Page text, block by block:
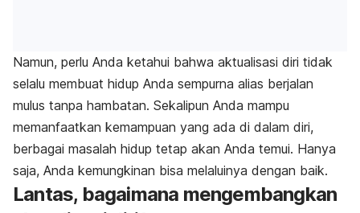
Namun, perlu Anda ketahui bahwa aktualisasi diri tidak
selalu membuat hidup Anda sempurna alias berjalan
mulus tanpa hambatan. Sekalipun Anda mampu
memanfaatkan kemampuan yang ada di dalam diri,
berbagai masalah hidup tetap akan Anda temui. Hanya
saja, Anda kemungkinan bisa melaluinya dengan baik.
Lantas, bagaimana mengembangkan